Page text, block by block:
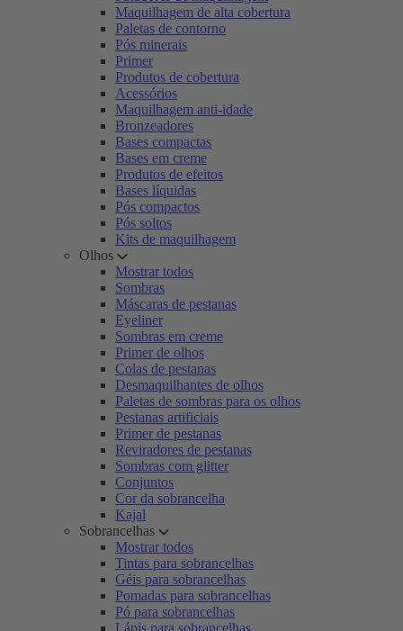
Maquilhagem de alta cobertura
Paletas de contorno
Pós minerais
Primer
Produtos de cobertura
Acessórios
Maquilhagem anti-idade
Bronzeadores
Bases compactas
Bases em creme
Produtos de efeitos
Bases líquidas
Pós compactos
Pós soltos
Kits de maquilhagem
Olhos
Mostrar todos
Sombras
Máscaras de pestanas
Eyeliner
Sombras em creme
Primer de olhos
Colas de pestanas
Desmaquilhantes de olhos
Paletas de sombras para os olhos
Pestanas artificiais
Primer de pestanas
Reviradores de pestanas
Sombras com glitter
Conjuntos
Cor da sobrancelha
Kajal
Sobrancelhas
Mostrar todos
Tintas para sobrancelhas
Géis para sobrancelhas
Pomadas para sobrancelhas
Pó para sobrancelhas
Lápis para sobrancelhas